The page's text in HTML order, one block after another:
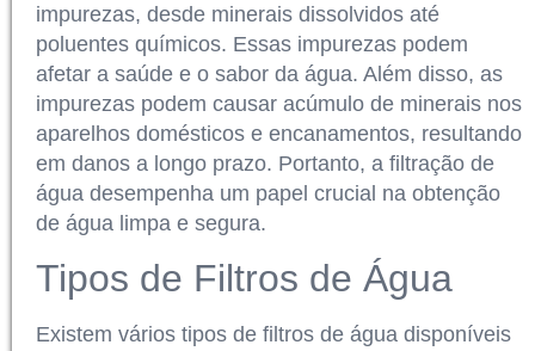
impurezas, desde minerais dissolvidos até
poluentes químicos. Essas impurezas podem
afetar a saúde e o sabor da água. Além disso, as
impurezas podem causar acúmulo de minerais nos
aparelhos domésticos e encanamentos, resultando
em danos a longo prazo. Portanto, a filtração de
água desempenha um papel crucial na obtenção
de água limpa e segura.
Tipos de Filtros de Água
Existem vários tipos de filtros de água disponíveis